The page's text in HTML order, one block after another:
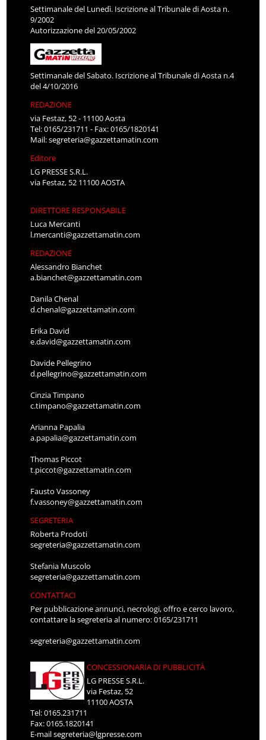
Settimanale del Lunedì. Iscrizione al Tribunale di Aosta n.
9/2002
Autorizzazione del 20/05/2002
Settimanale del Sabato. Iscrizione al Tribunale di Aosta n.4
del 4/10/2016
REDAZIONE
via Festaz, 52 - 11100 Aosta
Tel: 0165/231711 - Fax: 0165/1820141
Mail:segreteria@gazzettamatin.com
Editore
LG PRESSE S.R.L.
via Festaz, 52 11100 AOSTA
DIRETTORE RESPONSABILE
Luca Mercanti
l.mercanti@gazzettamatin.com
REDAZIONE
Alessandro Bianchet
a.bianchet@gazzettamatin.com
Danila Chenal
d.chenal@gazzettamatin.com
Erika David
e.david@gazzettamatin.com
Davide Pellegrino
d.pellegrino@gazzettamatin.com
Cinzia Timpano
c.timpano@gazzettamatin.com
Arianna Papalia
a.papalia@gazzettamatin.com
Thomas Piccot
t.piccot@gazzettamatin.com
Fausto Vassoney
f.vassoney@gazzettamatin.com
SEGRETERIA
Roberta Prodoti
segreteria@gazzettamatin.com
Stefania Muscolo
segreteria@gazzettamatin.com
CONTATTACI
Per pubblicazione annunci, necrologi, offro e cerco lavoro,
contattare la segreteria al numero: 0165/231711
segreteria@gazzettamatin.com
CONCESSIONARIA DI PUBBLICITÀ
LG PRESSE S.R.L.
via Festaz, 52
11100 AOSTA
Tel: 0165.231711
Fax: 0165.1820141
E-mailsegreteria@lgpresse.com